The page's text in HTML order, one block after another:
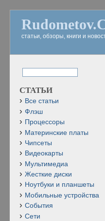
статьи, обзоры, книги и
СТАТЬИ
Все статьи
Флэш
Процессоры
Материнские платы
Чипсеты
Видеокарты
Мультимедиа
Жесткие диски
Ноутбуки и планшеты
Мобильные устройства
События
Сети